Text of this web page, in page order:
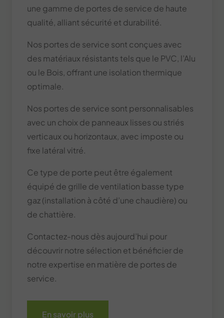
une gamme de portes de service de haute
qualité, alliant sécurité et durabilité.
Nos portes de service sont conçues avec
des matériaux résistants tels que le PVC, l’Alu
ou le Bois, offrant une isolation thermique
optimale.
Nos portes de service sont personnalisables
avec un choix de panneaux lisses ou striés
verticaux ou horizontaux, avec imposte ou
fixe latéral vitré.
Ce type de porte peut être également
équipé de grille de ventilation basse type
gaz (installation à côté d’une chaudière) ou
de chattière.
Contactez-nous dès aujourd’hui pour
découvrir notre sélection et bénéficier de
notre expertise en matière de portes de
service.
En savoir plus